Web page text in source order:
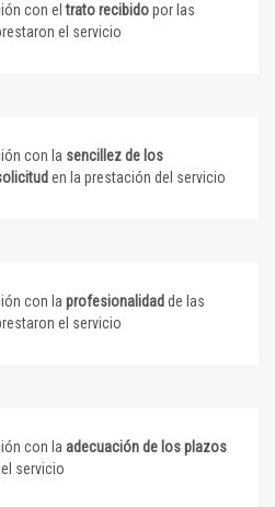
con eltrato recibidopor las
el servicio
con la sencillez de los
en la prestación del servicio
con la profesionalidad de las
el servicio
con la adecuación de los plazos
servicio